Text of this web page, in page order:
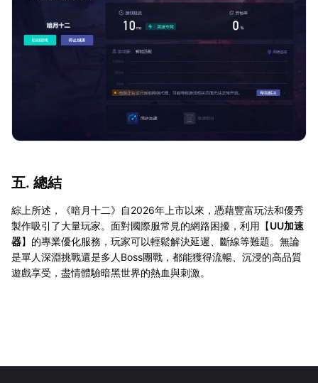
五. 總結
綜上所述，《暗月十二》自2026年上市以來，憑藉豐富玩法和優秀
製作吸引了大量玩家。面對國際服常見的網路困擾，利用【UU加速
器】的專業優化服務，玩家可以輕鬆解決延遲、斷線等難題。無論
是單人深淵挑戰還是多人Boss團戰，都能獲得流暢、沉浸的高品質
遊戲享受，盡情體驗暗黑世界的熱血與刺激。